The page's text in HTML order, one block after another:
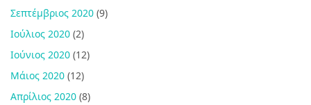
Σεπτέμβριος 2020 (9)
Ιούλιος 2020 (2)
Ιούνιος 2020 (12)
Μάιος 2020 (12)
Απρίλιος 2020 (8)